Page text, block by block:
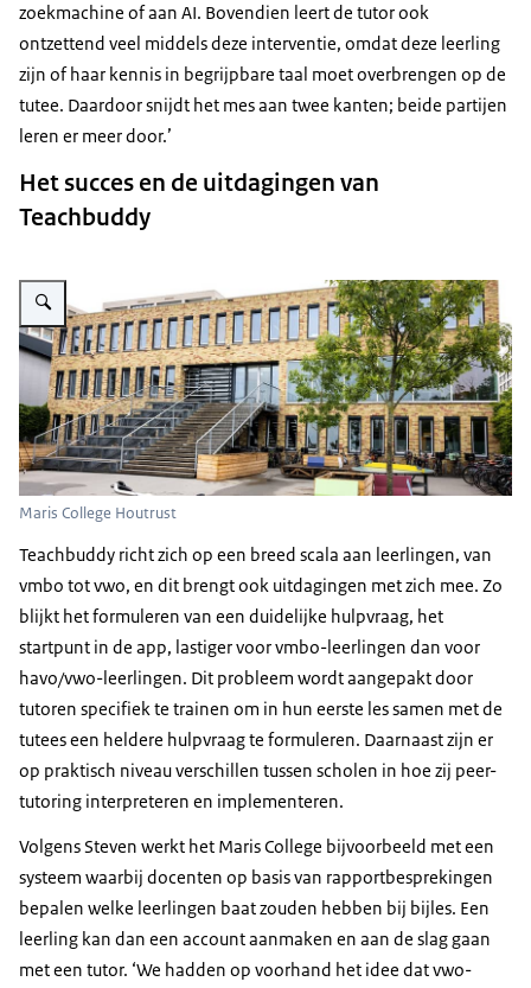
zoekmachine of aan AI. Bovendien leert de tutor ook
ontzettend veel middels deze interventie, omdat deze leerling
zijn of haar kennis in begrijpbare taal moet overbrengen op de
tutee. Daardoor snijdt het mes aan twee kanten; beide partijen
leren er meer door.’
Het succes en de uitdagingen van
Teachbuddy
Vergroot afbeelding Maris College Houtrust
Maris College Houtrust
Teachbuddy richt zich op een breed scala aan leerlingen, van
vmbo tot vwo, en dit brengt ook uitdagingen met zich mee. Zo
blijkt het formuleren van een duidelijke hulpvraag, het
startpunt in de app, lastiger voor vmbo-leerlingen dan voor
havo/vwo-leerlingen. Dit probleem wordt aangepakt door
tutoren specifiek te trainen om in hun eerste les samen met de
tutees een heldere hulpvraag te formuleren. Daarnaast zijn er
op praktisch niveau verschillen tussen scholen in hoe zij peer-
tutoring interpreteren en implementeren.
Volgens Steven werkt het Maris College bijvoorbeeld met een
systeem waarbij docenten op basis van rapportbesprekingen
bepalen welke leerlingen baat zouden hebben bij bijles. Een
leerling kan dan een account aanmaken en aan de slag gaan
met een tutor. ‘We hadden op voorhand het idee dat vwo-